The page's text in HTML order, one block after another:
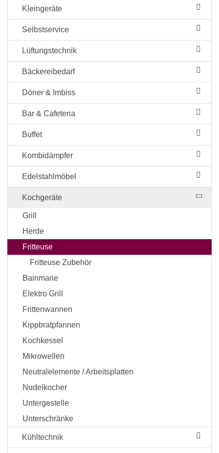
Kleingeräte
Selbstservice
Lüftungstechnik
Bäckereibedarf
Döner & Imbiss
Bar & Cafeteria
Buffet
Kombidämpfer
Edelstahlmöbel
Kochgeräte
Grill
Herde
Fritteuse
Fritteuse Zubehör
Bainmarie
Elektro Grill
Frittenwannen
Kippbratpfannen
Kochkessel
Mikrowellen
Neutralelemente / Arbeitsplatten
Nudelkocher
Untergestelle
Unterschränke
Kühltechnik